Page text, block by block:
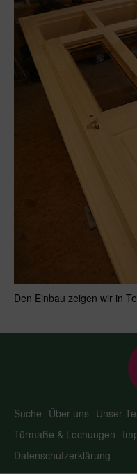
Den Einbau zeigen wir in
Suche Über uns Unser
Türmaße & Lochungen
Datenschutzerklärung